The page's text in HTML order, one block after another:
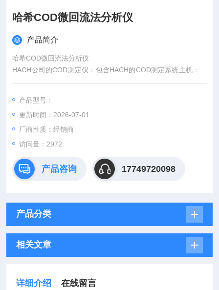
哈希COD微回流法分析仪
产品简介
哈希COD微回流法分析仪
HACH公司的COD测定仪：包含HACH的COD测定系统主机：分
光光度计，COD消解器,和COD试剂，操作过程简单、快速、经
COD测定过程产生的二次污染降到低限度。
产品型号：
更新时间：2026-07-01
厂商性质：经销商
访问量：2972
产品咨询 17749720098
产品分类
相关文章
详细介绍 在线留言